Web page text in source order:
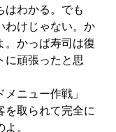
はわかる。でも
わけじゃない。か
。かっぱ寿司は復
に頑張ったと思
ニュー作戦」
を取られて完全に
。